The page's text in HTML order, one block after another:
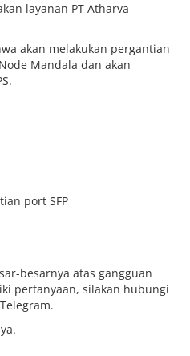
layanan PT Atharva
akan melakukan pergantian
Mandala dan akan
port SFP
besarnya atas gangguan
pertanyaan, silakan hubungi